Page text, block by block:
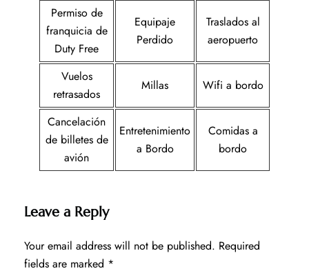
Permiso de
franquicia de
Duty Free
Equipaje
Perdido
Traslados al
aeropuerto
Vuelos
retrasados
Millas Wifi a bordo
Cancelación
de billetes de
avión
Entretenimiento
a Bordo
Comidas a
bordo
Leave a Reply
Your email address will not be published. Required
fields are marked *